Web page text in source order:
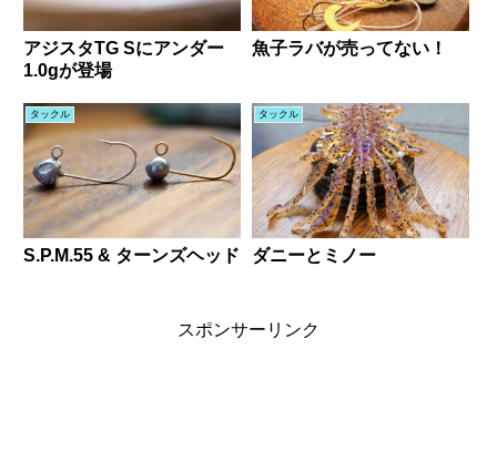
アジスタTG Sにアンダー
1.0gが登場
魚子ラバが売ってない！
タックル
S.P.M.55 & ターンズヘッド
タックル
ダニーとミノー
スポンサーリンク